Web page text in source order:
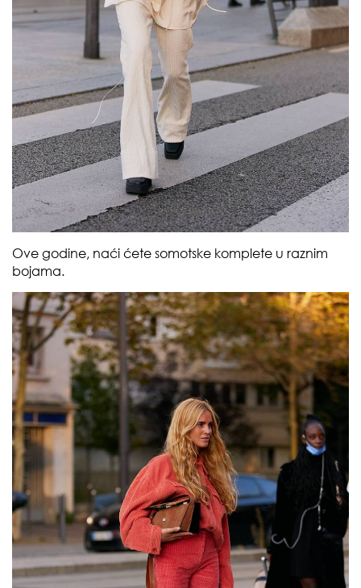
Ove godine, naći ćete somotske komplete u raznim
bojama.